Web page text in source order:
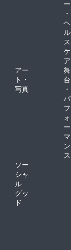
ー
・
ヘ
ル
ス
ケ
ア
アー
ト・
写真
舞
台
・
パ
フ
ォ
ー
マ
ン
ス
ソー
シャ
ル
グッ
ド